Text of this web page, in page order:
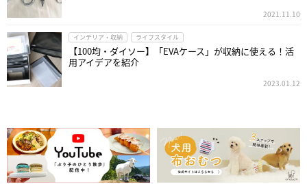
2021.11.10
インテリア・収納 ライフスタイル
【100均・ダイソー】「EVAケース」が収納に使える！活
用アイデアを紹介
2023.01.12